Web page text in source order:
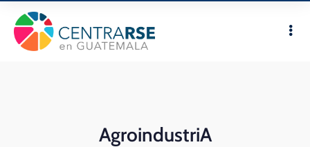
AgroindustriA